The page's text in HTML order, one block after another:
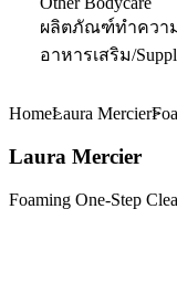
ผลิตภัณฑ์ทำควา
อาหารเสริม/
HomeLaura Mercier
Laura Mercier
Foaming One-Step